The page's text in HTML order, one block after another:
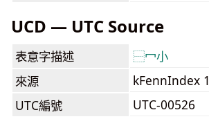
UCD — UTC Source
表意字描述 ⿱冖小
來源
kFennIndex
UTC編號
UTC-00526